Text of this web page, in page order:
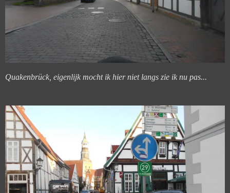
Quakenbrück, eigenlijk mocht ik hier niet langs zie ik nu pas...